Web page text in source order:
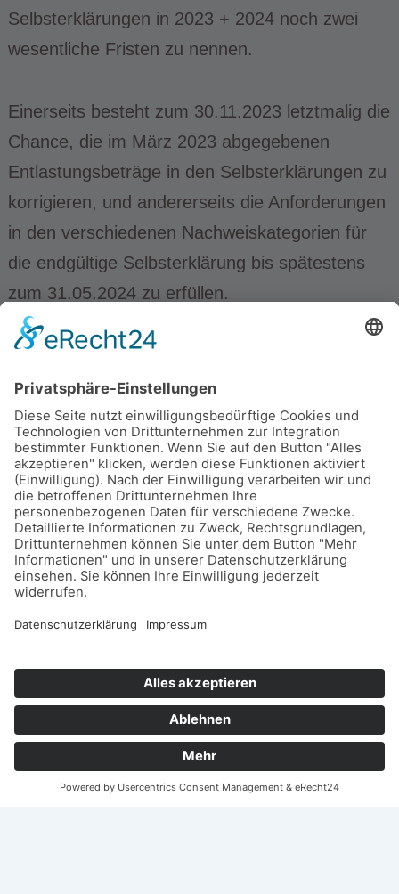
Selbsterklärungen in 2023 + 2024 noch zwei
wesentliche Fristen zu nennen.
Einerseits besteht zum 30.11.2023 letztmalig die
Chance, die im März 2023 abgegebenen
Entlastungsbeträge in den Selbsterklärungen zu
korrigieren, und andererseits die Anforderungen
in den verschiedenen Nachweiskategorien für
die endgültige Selbsterklärung bis spätestens
zum 31.05.2024 zu erfüllen.
Weitergehende Informationen der Prüfbehörde,
insbesondere zum Umgang mit
Unternehmensverbunden, stehen noch aus.
Kontaktieren Sie uns!
info@braun-edl.de